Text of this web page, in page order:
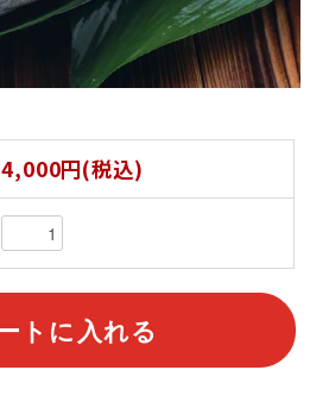
4,000円(税込)